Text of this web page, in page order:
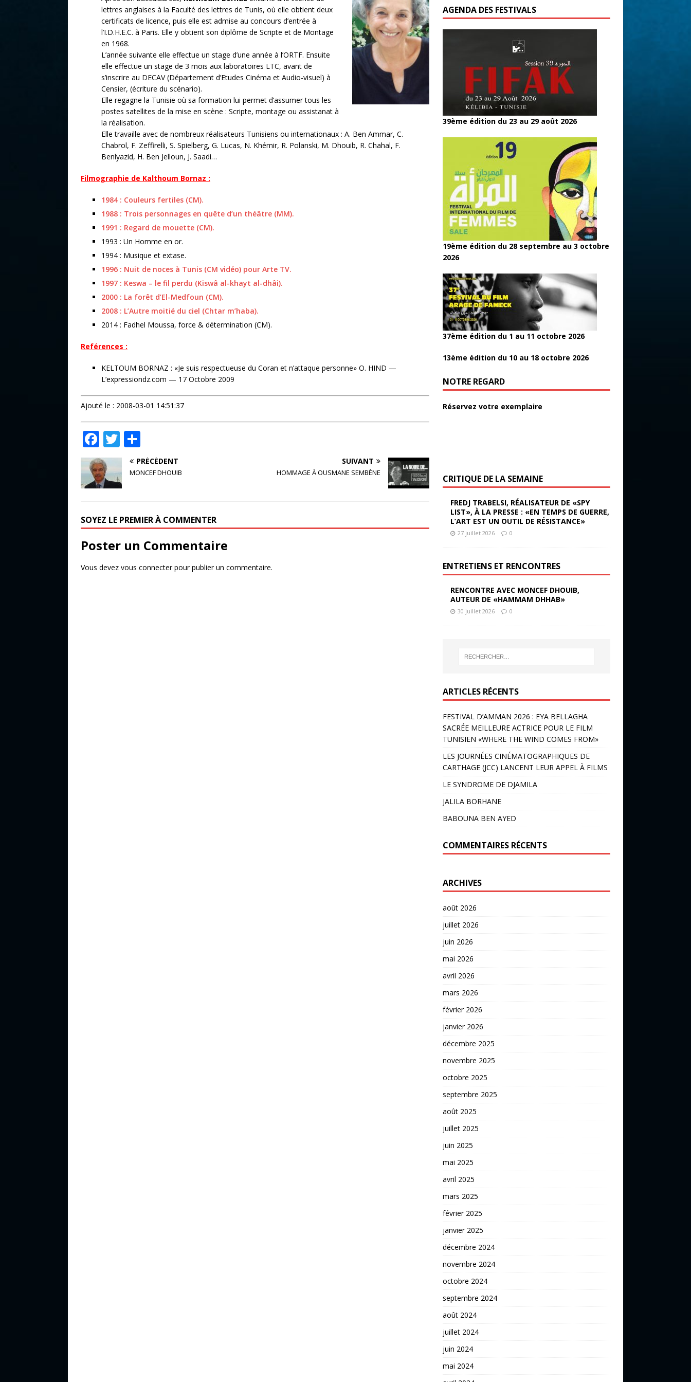
lettres anglaises à la Faculté des lettres de Tunis, où elle obtient deux
certificats de licence, puis elle est admise au concours d’entrée à
l’I.D.H.E.C. à Paris. Elle y obtient son diplôme de Scripte et de Montage
en 1968.
L’année suivante elle effectue un stage d’une année à l’ORTF. Ensuite
elle effectue un stage de 3 mois aux laboratoires LTC, avant de
s’inscrire au DECAV (Département d’Etudes Cinéma et Audio-visuel) à
Censier, (écriture du scénario).
Elle regagne la Tunisie où sa formation lui permet d’assumer tous les
postes satellites de la mise en scène : Scripte, montage ou assistanat à
la réalisation.
Elle travaille avec de nombreux réalisateurs Tunisiens ou internationaux : A. Ben Ammar, C.
Chabrol, F. Zeffirelli, S. Spielberg, G. Lucas, N. Khémir, R. Polanski, M. Dhouib, R. Chahal, F.
Benlyazid, H. Ben Jelloun, J. Saadi…
Filmographie de Kalthoum Bornaz :
1984 : Couleurs fertiles (CM).
1988 : Trois personnages en quête d’un théâtre (MM).
1991 : Regard de mouette (CM).
1993 : Un Homme en or.
1994 : Musique et extase.
1996 : Nuit de noces à Tunis (CM vidéo) pour Arte TV.
1997 : Keswa – le fil perdu (Kiswâ al-khayt al-dhâi).
2000 : La forêt d’El-Medfoun (CM).
2008 : L’Autre moitié du ciel (Chtar m’haba).
2014 : Fadhel Moussa, force & détermination (CM).
Reférences :
KELTOUM BORNAZ : «Je suis respectueuse du Coran et n’attaque personne» O. HIND —
L’expressiondz.com — 17 Octobre 2009
Ajouté le : 2008-03-01 14:51:37
F
a
c
e
o
o
k
T
w
it
te
ar
ta
r
PRÉCÉDENT
MONCEF DHOUIB
SUIVANT
HOMMAGE À OUSMANE SEMBÈNE
SOYEZ LE PREMIER À COMMENTER
Poster un Commentaire
Vous devez vous connecterpour publier un commentaire.
AGENDA DES FESTIVALS
39ème édition du 23 au 29 août 2026
19ème édition du 28 septembre au 3 octobre
2026
37ème édition du 1 au 11 octobre 2026
13ème édition du 10 au 18 octobre 2026
NOTRE REGARD
Réservez votre exemplaire
CRITIQUE DE LA SEMAINE
FREDJ TRABELSI, RÉALISATEUR DE «SPY
LIST», À LA PRESSE : «EN TEMPS DE GUERRE,
L’ART EST UN OUTIL DE RÉSISTANCE»
27 juillet 2026 0
ENTRETIENS ET RENCONTRES
RENCONTRE AVEC MONCEF DHOUIB,
AUTEUR DE «HAMMAM DHHAB»
30 juillet 2026 0
ARTICLES RÉCENTS
FESTIVAL D’AMMAN 2026 : EYA BELLAGHA
SACRÉE MEILLEURE ACTRICE POUR LE FILM
TUNISIEN «WHERE THE WIND COMES FROM»
LES JOURNÉES CINÉMATOGRAPHIQUES DE
CARTHAGE (JCC) LANCENT LEUR APPEL À FILMS
LE SYNDROME DE DJAMILA
JALILA BORHANE
BABOUNA BEN AYED
COMMENTAIRES RÉCENTS
ARCHIVES
août 2026
juillet 2026
juin 2026
mai 2026
avril 2026
mars 2026
février 2026
janvier 2026
décembre 2025
novembre 2025
octobre 2025
septembre 2025
août 2025
juillet 2025
juin 2025
mai 2025
avril 2025
mars 2025
février 2025
janvier 2025
décembre 2024
novembre 2024
octobre 2024
septembre 2024
août 2024
juillet 2024
juin 2024
mai 2024